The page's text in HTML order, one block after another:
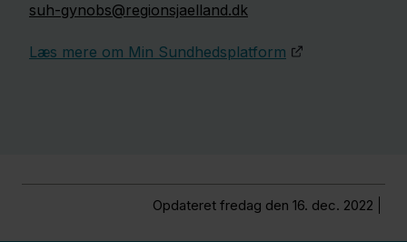
suh-gynobs@regionsjaelland.dk
Læs mere om Min Sundhedsplatform
Opdateret fredag den 16. dec. 2022